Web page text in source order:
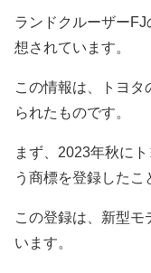
ランドクルーザー
想されています。
この情報は、トヨ
られたものです。
まず、2023年秋に
う商標を登録したこ
この登録は、新型モ
います。